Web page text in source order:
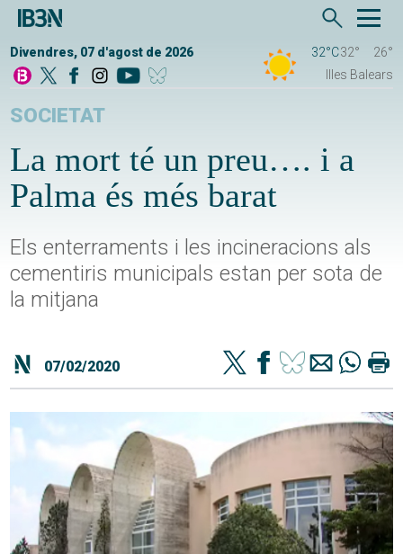
Divendres, 07 d'agost de 2026 32°C32°
26°
Illes Balears
SOCIETAT
La mort té un preu…. i a
Palma és més barat
Els enterraments i les incineracions als
cementiris municipals estan per sota de
la mitjana
07/02/2020